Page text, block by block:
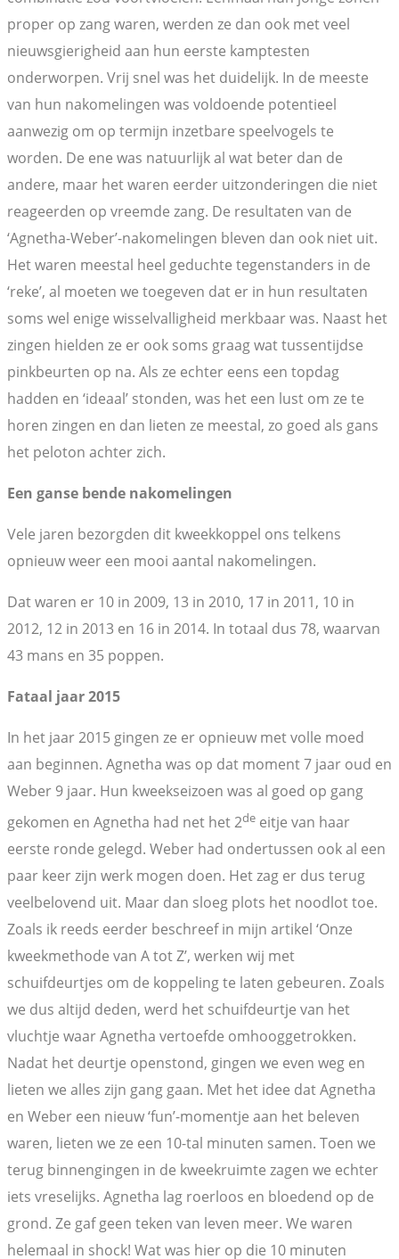
proper op zang waren, werden ze dan ook met veel
nieuwsgierigheid aan hun eerste kamptesten
onderworpen. Vrij snel was het duidelijk. In de meeste
van hun nakomelingen was voldoende potentieel
aanwezig om op termijn inzetbare speelvogels te
worden. De ene was natuurlijk al wat beter dan de
andere, maar het waren eerder uitzonderingen die niet
reageerden op vreemde zang. De resultaten van de
‘Agnetha-Weber’-nakomelingen bleven dan ook niet uit.
Het waren meestal heel geduchte tegenstanders in de
‘reke’, al moeten we toegeven dat er in hun resultaten
soms wel enige wisselvalligheid merkbaar was. Naast het
zingen hielden ze er ook soms graag wat tussentijdse
pinkbeurten op na. Als ze echter eens een topdag
hadden en ‘ideaal’ stonden, was het een lust om ze te
horen zingen en dan lieten ze meestal, zo goed als gans
het peloton achter zich.
Een ganse bende nakomelingen
Vele jaren bezorgden dit kweekkoppel ons telkens
opnieuw weer een mooi aantal nakomelingen.
Dat waren er 10 in 2009, 13 in 2010, 17 in 2011, 10 in
2012, 12 in 2013 en 16 in 2014. In totaal dus 78, waarvan
43 mans en 35 poppen.
Fataal jaar 2015
In het jaar 2015 gingen ze er opnieuw met volle moed
aan beginnen. Agnetha was op dat moment 7 jaar oud en
Weber 9 jaar. Hun kweekseizoen was al goed op gang
gekomen en Agnetha had net het 2de eitje van haar
eerste ronde gelegd. Weber had ondertussen ook al een
paar keer zijn werk mogen doen. Het zag er dus terug
veelbelovend uit. Maar dan sloeg plots het noodlot toe.
Zoals ik reeds eerder beschreef in mijn artikel ‘Onze
kweekmethode van A tot Z’, werken wij met
schuifdeurtjes om de koppeling te laten gebeuren. Zoals
we dus altijd deden, werd het schuifdeurtje van het
vluchtje waar Agnetha vertoefde omhooggetrokken.
Nadat het deurtje openstond, gingen we even weg en
lieten we alles zijn gang gaan. Met het idee dat Agnetha
en Weber een nieuw ‘fun’-momentje aan het beleven
waren, lieten we ze een 10-tal minuten samen. Toen we
terug binnengingen in de kweekruimte zagen we echter
iets vreselijks. Agnetha lag roerloos en bloedend op de
grond. Ze gaf geen teken van leven meer. We waren
helemaal in shock! Wat was hier op die 10 minuten